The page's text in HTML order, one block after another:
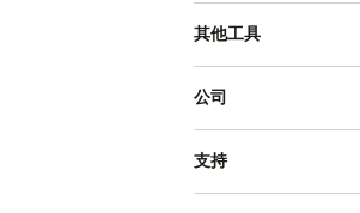
其他工具
公司
支持